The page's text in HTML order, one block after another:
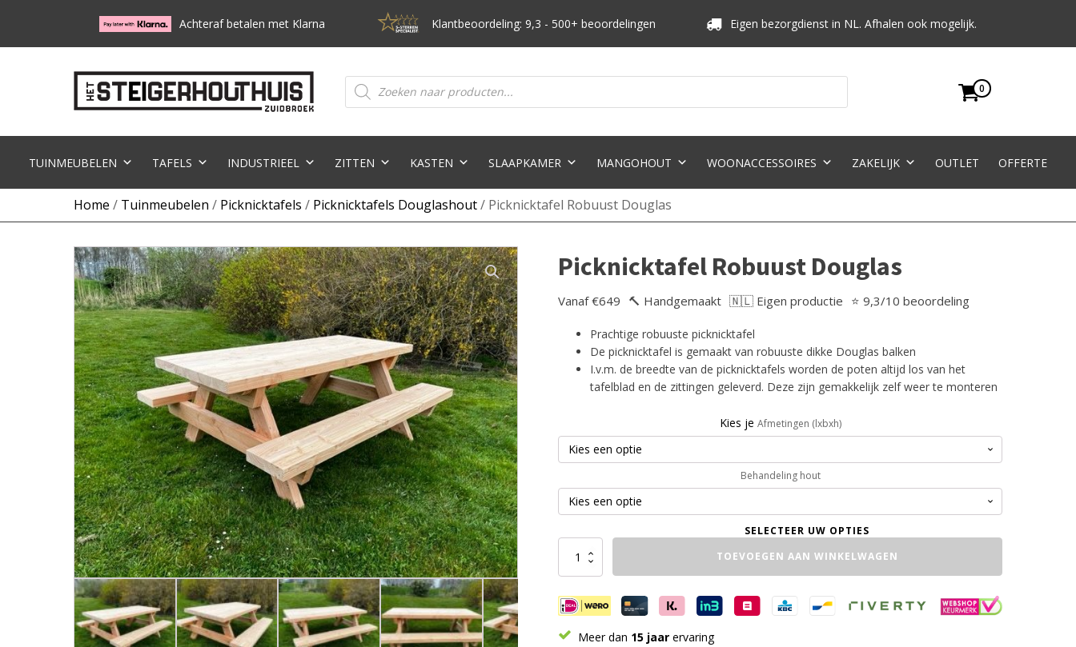
Achteraf betalen met Klarna Klantbeoordeling: 9,3 - 500+ beoordelingen Eigen bezorgdienst in NL. Afhalen ook mogelijk.
Producten
zoeken
0
TUINMEUBELEN TAFELS INDUSTRIEEL ZITTEN KASTEN SLAAPKAMER MANGOHOUT WOONACCESSOIRES ZAKELIJK OUTLET OFFERTE
Home / Tuinmeubelen / Picknicktafels / Picknicktafels Douglashout/ Picknicktafel Robuust Douglas
Picknicktafel Robuust Douglas
Vanaf €649 🔨 Handgemaakt 🇳🇱 Eigen productie ⭐ 9,3/10 beoordeling
Prachtige robuuste picknicktafel
De picknicktafel is gemaakt van robuuste dikke Douglas balken
I.v.m. de breedte van de picknicktafels worden de poten altijd los van het
tafelblad en de zittingen geleverd. Deze zijn gemakkelijk zelf weer te monteren
Kies je Afmetingen (lxbxh)
Behandeling hout
Picknicktafel
Robuust
aantal
TOEVOEGEN AAN WINKELWAGEN
Meer dan 15 jaar ervaring